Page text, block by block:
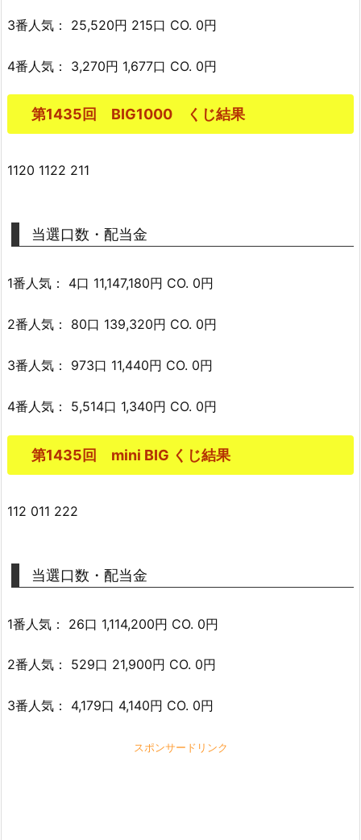
3番人気： 25,520円 215口 CO. 0円
4番人気： 3,270円 1,677口 CO. 0円
第1435回 BIG1000 くじ結果
1120 1122 211
当選口数・配当金
1番人気： 4口 11,147,180円 CO. 0円
2番人気： 80口 139,320円 CO. 0円
3番人気： 973口 11,440円 CO. 0円
4番人気： 5,514口 1,340円 CO. 0円
第1435回 mini BIG くじ結果
112 011 222
当選口数・配当金
1番人気： 26口 1,114,200円 CO. 0円
2番人気： 529口 21,900円 CO. 0円
3番人気： 4,179口 4,140円 CO. 0円
スポンサードリンク